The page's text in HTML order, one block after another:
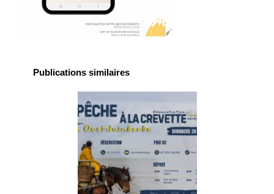
Publications similaires